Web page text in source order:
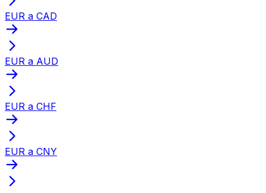
EUR a CAD
EUR a AUD
EUR a CHF
EUR a CNY